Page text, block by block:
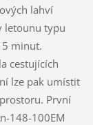
lahví
letounu typu
minut.
cestujících
lze pak umístit
První
148-100EM